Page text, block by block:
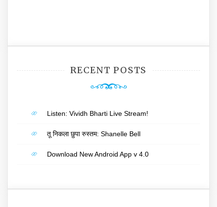
RECENT POSTS
Listen: Vividh Bharti Live Stream!
तू निकला छुपा रुस्तम: Shanelle Bell
Download New Android App v 4.0